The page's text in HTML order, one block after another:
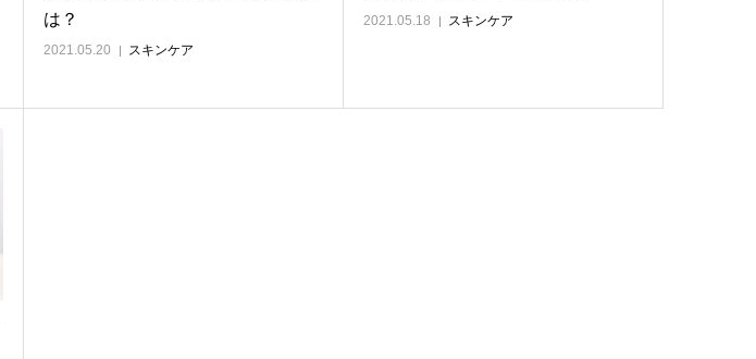
は？
2021.05.20 スキンケア
2021.05.18 スキンケア